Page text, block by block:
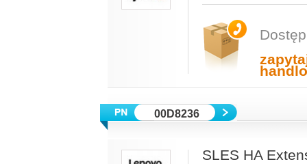
00D8236
SLES HA